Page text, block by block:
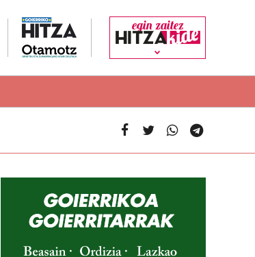
egin zaitez